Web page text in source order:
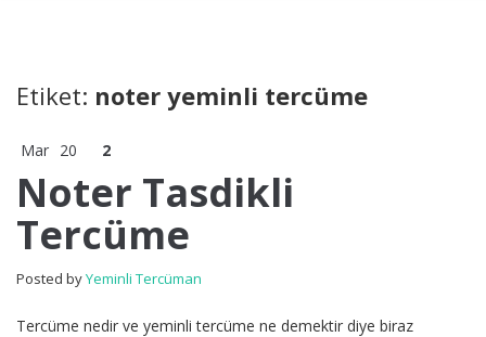
Etiket: noter yeminli tercüme
Mar 20 2
Noter Tasdikli
Tercüme
Posted byYeminli Tercüman
Tercüme nedir ve yeminli tercüme ne demektir diye biraz